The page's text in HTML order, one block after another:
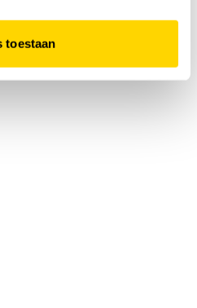
toestaan